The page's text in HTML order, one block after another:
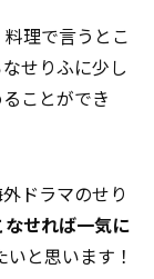
理で言うとこ
せりふに少し
ことができ
ドラマのせり
せれば一気に
と思います！